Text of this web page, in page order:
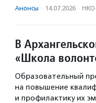
Анонсы · 14.07.2026 ·
В
«Школа
Образовательный
на повышение
и профилактику их